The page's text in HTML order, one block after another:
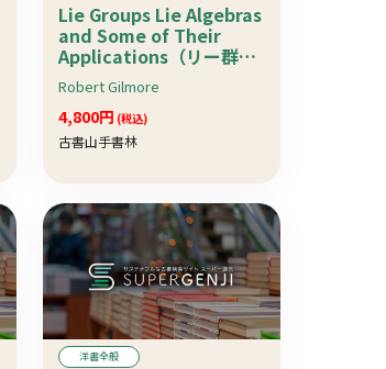
Lie Groups Lie Algebras
and Some of Their
Applications（リー群、
リー代数とその応用）
Robert Gilmore
4,800円 (税込)
古書山手書林
洋書全般